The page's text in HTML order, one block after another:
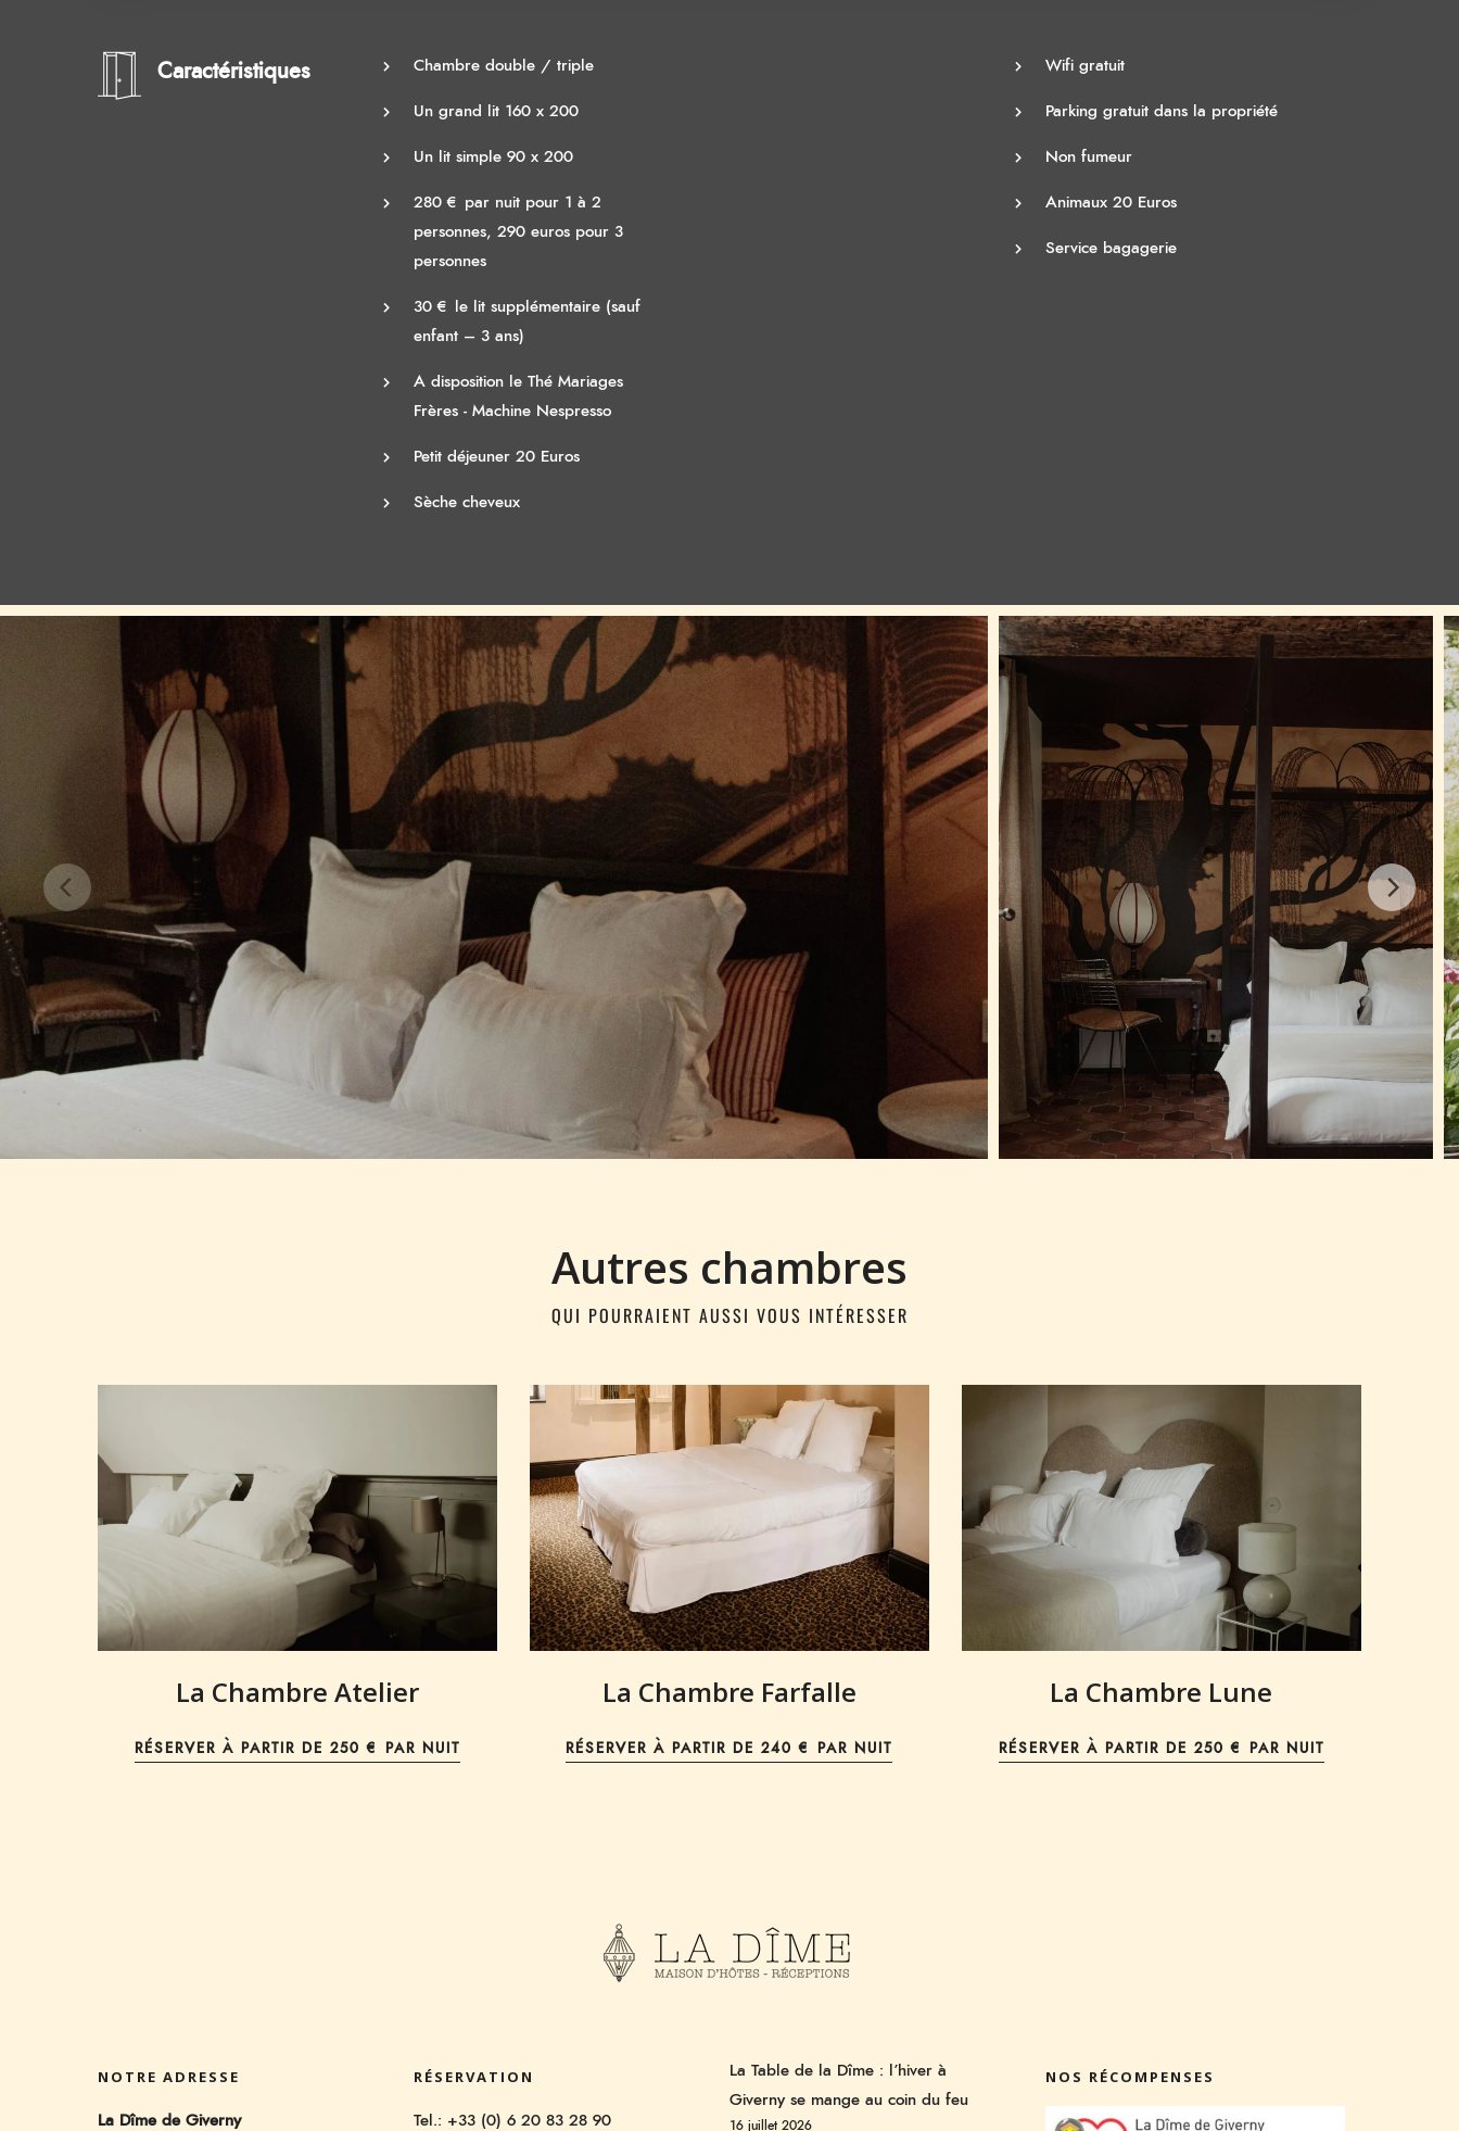
Caractéristiques Chambre double / triple
Un grand lit 160 x 200
Un lit simple 90 x 200
280 € par nuit pour 1 à 2
personnes, 290 euros pour 3
personnes
30 € le lit supplémentaire (sauf
enfant – 3 ans)
A disposition le Thé Mariages
Frères - Machine Nespresso
Petit déjeuner 20 Euros
Sèche cheveux
Wifi gratuit
Parking gratuit dans la propriété
Non fumeur
Animaux 20 Euros
Service bagagerie
Autres chambres
QUI POURRAIENT AUSSI VOUS INTÉRESSER
La Chambre Atelier
RÉSERVER À PARTIR DE 250 € PAR NUIT
La Chambre Farfalle
RÉSERVER À PARTIR DE240 € PAR NUIT
La Chambre Lune
RÉSERVER À PARTIR DE 250 € PAR NUIT
NOTRE ADRESSE
La Dîme de Giverny
RÉSERVATION
Tel.: +33 (0) 6 20 83 28 90
La Table de la Dîme : l’hiver à
Giverny se mange au coin du feu
16 juillet 2026
NOS RÉCOMPENSES